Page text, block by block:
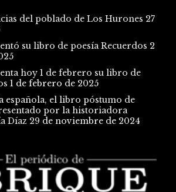
del poblado de Los Hurones 27
su libro de poesía Recuerdos 2
hoy 1 de febrero su libro de
1 de febrero de 2025
española, el libro póstumo de
por la historiadora
Díaz 29 de noviembre de 2024